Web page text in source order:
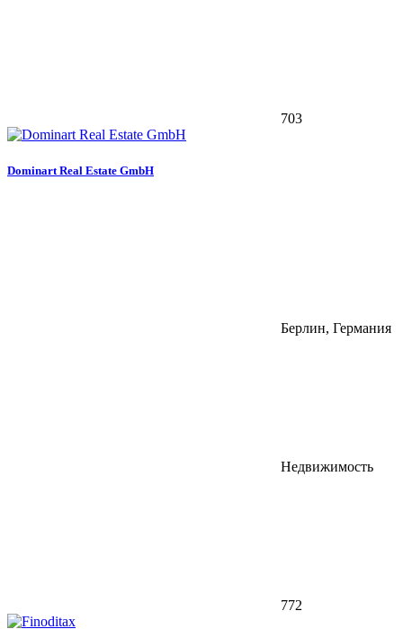
703
Dominart Real Estate GmbH
Берлин, Германия
Недвижимость
772